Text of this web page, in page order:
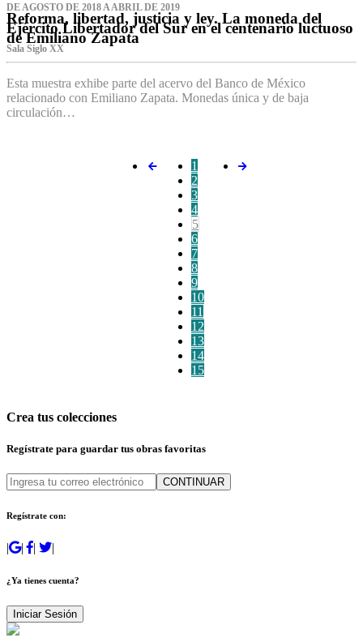
DE AGOSTO DE 2018 A ABRIL DE 2019
Reforma, libertad, justicia y ley. La moneda del
Ejército Libertador del Sur en el centenario luctuoso
de Emiliano Zapata
Sala Siglo XX
Esta muestra exhibe parte del acervo del Banco de México
relacionado con Emiliano Zapata. Monedas única y de baja
circulación…
1
2
3
4
5
6
7
8
9
10
11
12
13
14
15
Crea tus colecciones
Regístrate para guardar tus obras favoritas
CONTINUAR
Regístrate con:
| | | |
¿Ya tienes cuenta?
Iniciar Sesión